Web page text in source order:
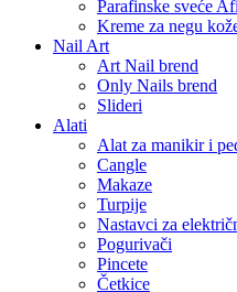
Parafinske sveće
Kreme za negu
Nail Art
Art Nail brend
Only Nails brend
Slideri
Alati
Alat za manikir i
Cangle
Makaze
Turpije
Nastavci za
Pogurivači
Pincete
Četkice